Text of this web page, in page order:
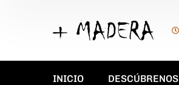
INICIO DESCÚBRENOS